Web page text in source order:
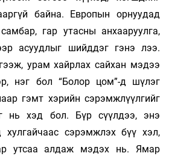
байна. Европын орнуудад
гар утасны анхааруулга,
асуудлыг шийддэг гэнэ лээ.
урам хайрлах сайхан мэдээ
нэг бол “Болор цом”-д шүлэг
гэмт хэ­рийн сэ­­рэмжлүүлгийг
нь хэд бол. Бүр сүүлдээ, энэ
сэ­рэмжлэх бүү хэл,
утсаа алдаж мэдэх нь. Ямар